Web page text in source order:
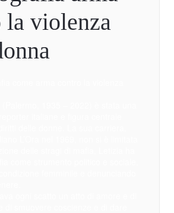
la violenza